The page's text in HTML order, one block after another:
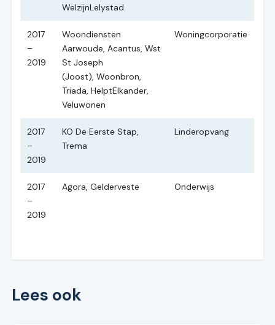
WelzijnLelystad
2017
–
2019
Woondiensten
Aarwoude, Acantus, Wst
St Joseph
(Joost), Woonbron,
Triada, HelptElkander,
Veluwonen
Woningcorporatie
2017
–
2019
KO De Eerste Stap,
Trema
Linderopvang
2017
–
2019
Agora, Gelderveste Onderwijs
Lees ook